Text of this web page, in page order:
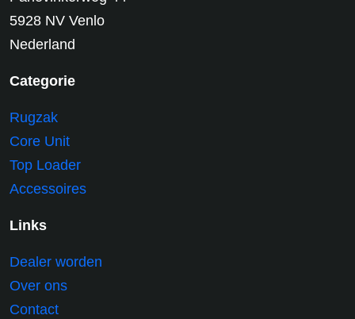
5928 NV Venlo
Nederland
Categorie
Rugzak
Core Unit
Top Loader
Accessoires
Links
Dealer worden
Over ons
Contact